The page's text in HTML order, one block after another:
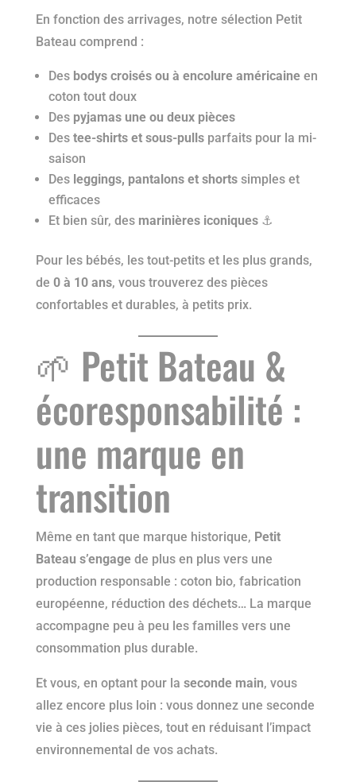
En fonction des arrivages, notre sélection Petit
Bateau comprend :
Des bodys croisés ou à encolure américaineen
coton tout doux
Des pyjamas une ou deux pièces
Des tee-shirts et sous-pullsparfaits pour la mi-
saison
Des leggings, pantalons et shortssimples et
efficaces
Et bien sûr, des marinières iconiques⚓
Pour les bébés, les tout-petits et les plus grands,
de 0 à 10 ans, vous trouverez des pièces
confortables et durables, à petits prix.
🌱 Petit Bateau &
écoresponsabilité :
une marque en
transition
Même en tant que marque historique, Petit
Bateau s’engagede plus en plus vers une
production responsable : coton bio, fabrication
européenne, réduction des déchets… La marque
accompagne peu à peu les familles vers une
consommation plus durable.
Et vous, en optant pour la seconde main, vous
allez encore plus loin : vous donnez une seconde
vie à ces jolies pièces, tout en réduisant l’impact
environnemental de vos achats.